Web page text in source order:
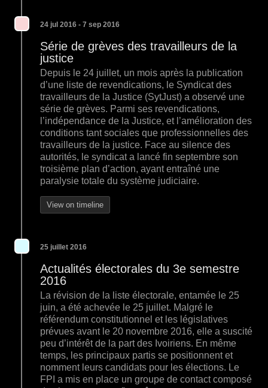
24 jul 2016 - 7 sep 2016
Série de grèves des travailleurs de la
justice
Depuis le 24 juillet, un mois après la publication
d’une liste de revendications, le Syndicat des
travailleurs de la Justice (SytJust) a observé une
série de grèves. Parmi ses revendications,
l’indépendance de la Justice, et l’amélioration des
conditions tant sociales que professionnelles des
travailleurs de la justice. Face au silence des
autorités, le syndicat a lancé fin septembre son
troisième plan d’action, ayant entraîné une
paralysie totale du système judiciaire.
View on timeline
25 juillet 2016
Actualités électorales du 3e semestre
2016
La révision de la liste électorale, entamée le 25
juin, a été achevée le 25 juillet. Malgré le
référendum constitutionnel et les législatives
prévues avant le 20 novembre 2016, elle a suscité
peu d’intérêt de la part des Ivoiriens. En même
temps, les principaux partis se positionnent et
nomment leurs candidats pour les élections. Le
FPI a mis en place un groupe de contact composé